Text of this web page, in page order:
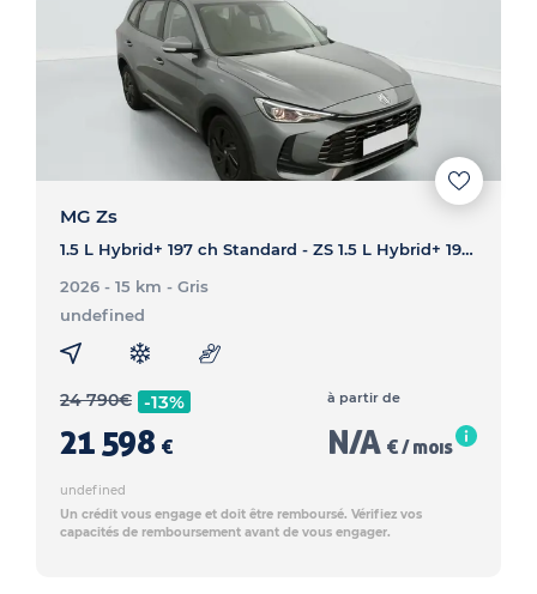
MG Zs
1.5 L Hybrid+ 197 ch Standard - ZS 1.5 L Hybrid+ 197 ch Standard
2026 - 15 km - Gris
undefined
24 790€ -13%
21 598 €
à partir de
N/A € / mois
undefined
Un crédit vous engage et doit être remboursé. Vérifiez vos
capacités de remboursement avant de vous engager.